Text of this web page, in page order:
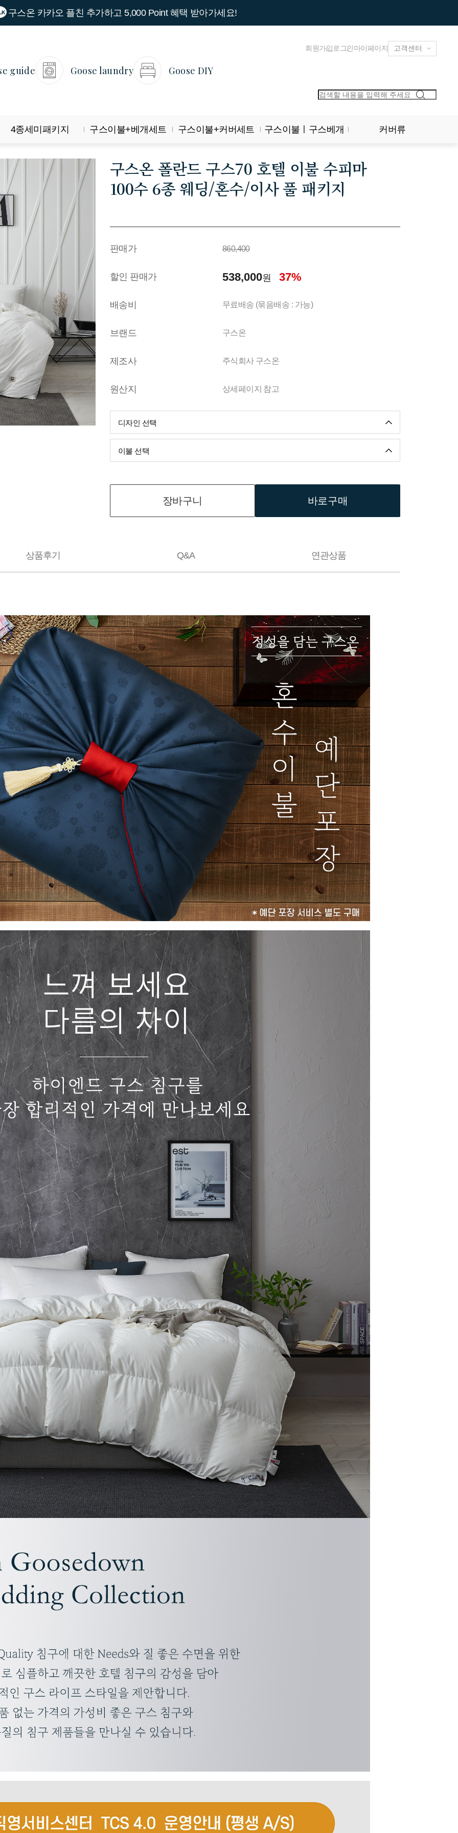
구스온 카카오 플친 추가하고 5,000 Point 혜택 받아가세요!
guide Goose laundry Goose DIY
회원가입로그인마이페이지
4종세미패키지 구스이불+베개세트 구스이불+커버세트 구스이불ㅣ구스베개 커버류
구스온 폴란드 구스70 호텔 이불 수피마
100수 6종 웨딩/혼수/이사 풀 패키지
판매가 860,400
할인 판매가 538,000원 37%
배송비 무료배송 (묶음배송 : 가능)
브랜드 구스온
제조사 주식회사 구스온
원산지 상세페이지 참고
디자인 선택
이불 선택
장바구니 바로구매
상품후기 Q&A 연관상품